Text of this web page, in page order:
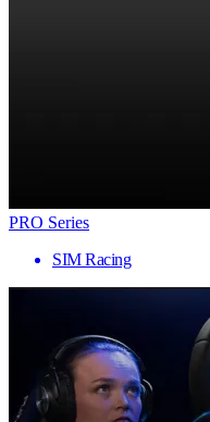
PRO Series
SIM Racing